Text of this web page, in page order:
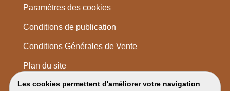
Les cookies permettent d'améliorer votre navigation
Paramètres des cookies
Conditions de publication
Conditions Générales de Vente
Plan du site